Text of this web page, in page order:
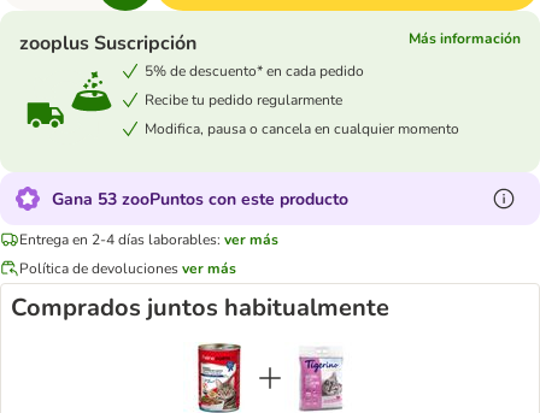
zooplus Suscripción
Más información
5% de descuento* en cada pedido
Recibe tu pedido regularmente
Modifica, pausa o cancela en cualquier momento
Gana 53 zooPuntos con este producto
Entrega en 2-4 días laborables: ver más
Política de devolucionesver más
Comprados juntos habitualmente